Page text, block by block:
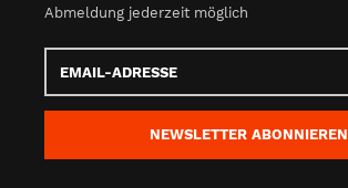
Abmeldung jederzeit möglich
Adresse
NEWSLETTER ABONNIEREN